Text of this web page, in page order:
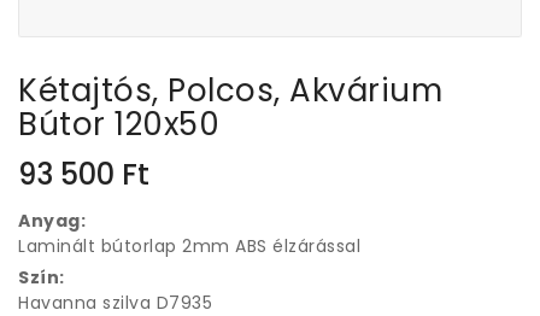
Kétajtós, Polcos, Akvárium
Bútor 120x50
93 500 Ft
Anyag:
Laminált bútorlap 2mm ABS élzárással
Szín:
Havanna szilva D7935